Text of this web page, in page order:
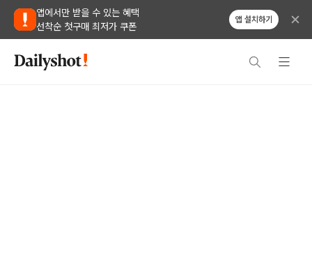
앱에서만 받을 수 있는 혜택
선착순 첫구매 최저가 쿠폰
앱 설치하기